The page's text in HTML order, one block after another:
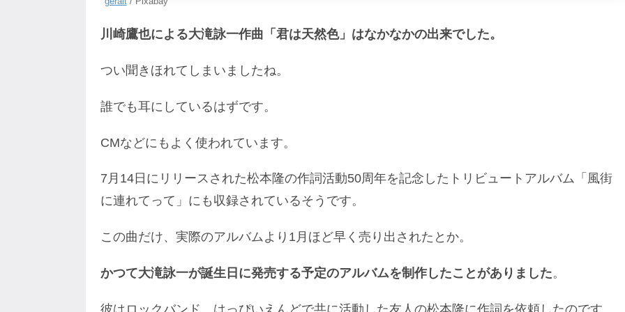
川崎鷹也による大滝詠一作曲「君は天然色」はなかなかの出来でした。
つい聞きほれてしまいましたね。
誰でも耳にしているはずです。
CMなどにもよく使われています。
7月14日にリリースされた松本隆の作詞活動50周年を記念したトリビュートアルバム「風街
に連れてって」にも収録されているそうです。
この曲だけ、実際のアルバムより1月ほど早く売り出されたとか。
かつて大滝詠一が誕生日に発売する予定のアルバムを制作したことがありました。
彼はロックバンド、はっぴいえんどで共に活動した友人の松本隆に作詞を依頼したのです。